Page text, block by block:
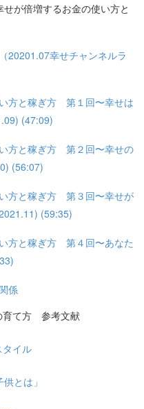
が倍増するお金の使い方と
20201.07幸せチャンネルラ
方と稼ぎ方 第１回〜幸せは
(47:09)
い方と稼ぎ方 第２回〜幸せの
(56:07)
い方と稼ぎ方 第３回〜幸せが
(59:35)
方と稼ぎ方 第４回〜あなた
係
育て方 参考文献
イル
とは」